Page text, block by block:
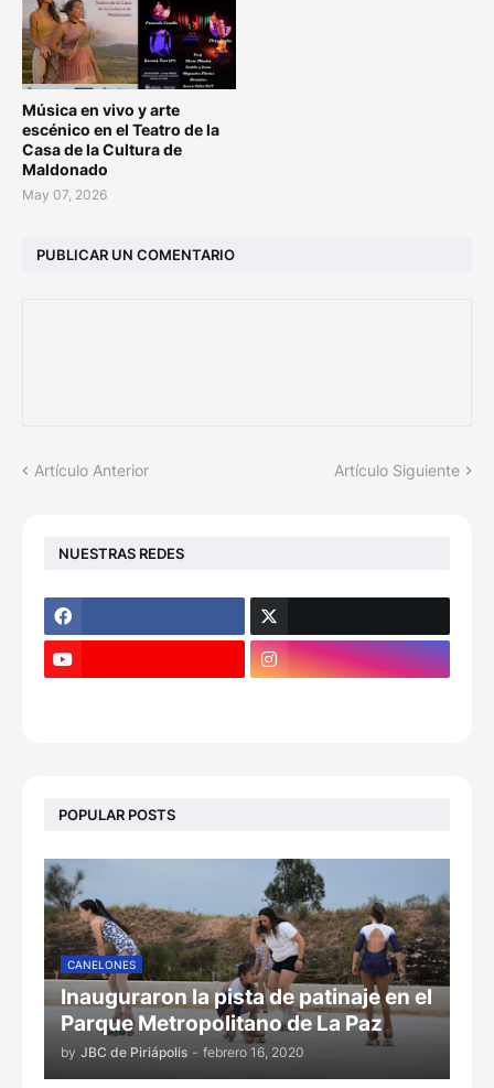
Música en vivo y arte
escénico en el Teatro de la
Casa de la Cultura de
Maldonado
May 07, 2026
PUBLICAR UN COMENTARIO
Artículo Anterior Artículo Siguiente
NUESTRAS REDES
POPULAR POSTS
CANELONES
Inauguraron la pista de patinaje en el
Parque Metropolitano de La Paz
by JBC de Piriápolis - febrero 16, 2020